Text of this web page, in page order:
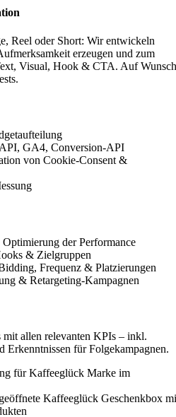
Reel oder Short: Wir entwickeln
erzeugen und zum
Visual, Hook & CTA. Auf
GA4, Conversion-API
von Cookie-Consent &
der Performance
& Zielgruppen
Frequenz & Platzierungen
& Retargeting-Kampagnen
mit allen relevanten KPIs – inkl.
Erkenntnissen für Folgekampagnen.